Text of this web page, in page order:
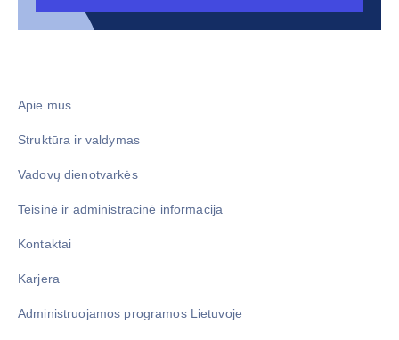
Apie mus
Struktūra ir valdymas
Vadovų dienotvarkės
Teisinė ir administracinė informacija
Kontaktai
Karjera
Administruojamos programos Lietuvoje